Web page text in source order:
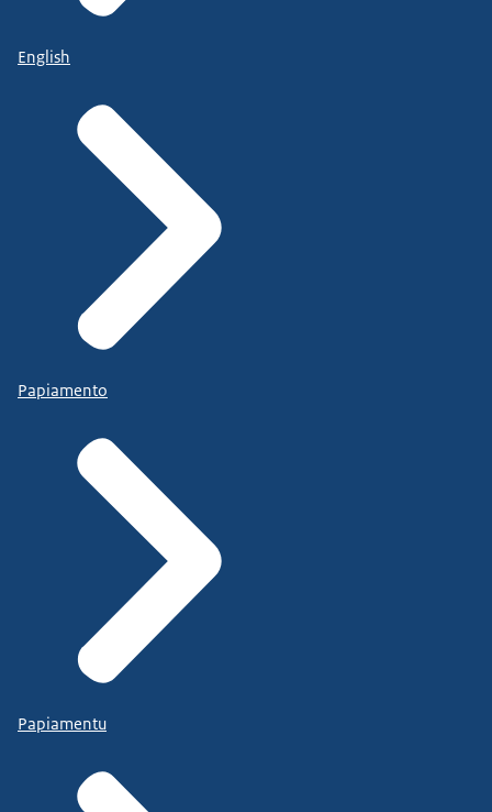
English
Papiamento
Papiamentu